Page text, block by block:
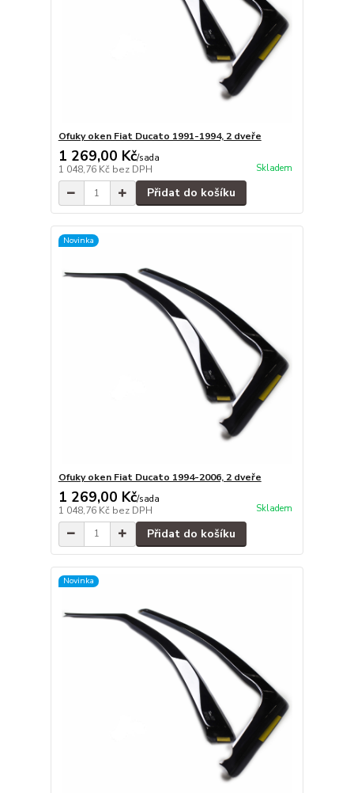
Ofuky oken Fiat Ducato 1991-1994, 2 dveře
1 269,00 Kč/sada
1 048,76 Kč bez DPH Skladem
Přidat do košíku
Novinka
Ofuky oken Fiat Ducato 1994-2006, 2 dveře
1 269,00 Kč/sada
1 048,76 Kč bez DPH Skladem
Přidat do košíku
Novinka